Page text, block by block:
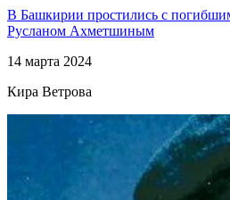
В Башкирии простились с
Русланом Ахметшиным
14 марта 2024
Кира Ветрова